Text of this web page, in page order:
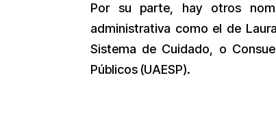
Por su parte, hay otros
administrativa como el de
Sistema de Cuidado, o
Públicos (UAESP).